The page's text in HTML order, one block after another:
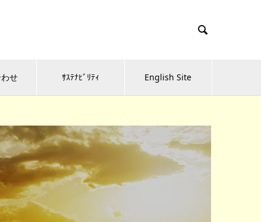

せ ｻｽﾃﾅﾋﾞﾘﾃｨ English Site